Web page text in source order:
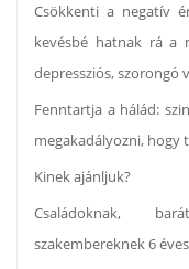
Csökkenti a negatív
kevésbé hatnak rá a
depressziós, szorongó
Fenntartja a hálád:
megakadályozni, hogy
Kinek ajánljuk?
Családoknak,
szakembereknek 6